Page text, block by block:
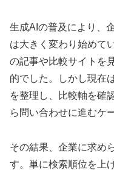
生成AIの普及により、
は大きく変わり始めて
の記事や比較サイトを
的でした。しかし現在
を整理し、比較軸を確
ら問い合わせに進むケ
その結果、企業に求め
す。単に検索順位を上